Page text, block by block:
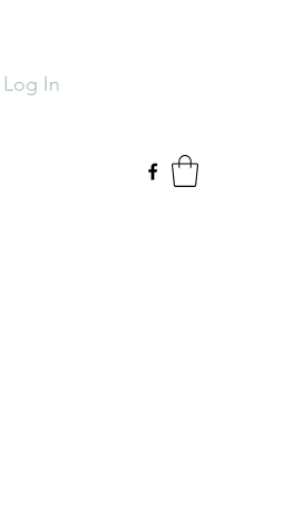
Log In